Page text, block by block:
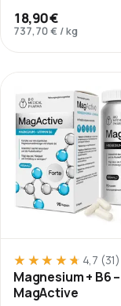
18,90 €
737,70 € /kg
★★★★★
★★★★★ 4,7 (31)
Magnesium + B6 –
MagActive